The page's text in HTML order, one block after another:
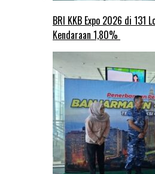
BRI KKB Expo 2026 di 131
Kendaraan 1,80%